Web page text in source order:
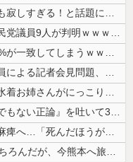
昭和を代表する女優の晩年があまりにも寂しすぎる！と話題に、自身の子供を...
【悲報】消費税減税に反対している自民党議員9人が判明ｗｗｗｗｗｗ
【悲報】ヤニねこで抜けるキャラ、74%が一致してしまうｗｗｗｗｗ
【速報】バスローブ姿の秋田県幹部職員による記者会見問題、ラブホテルから...
会社のカメラ部で「商品を手に持って水着お姉さんがにっこり」を撮影、だが...
【画像】全身入れ墨の彫り師、『とんでもない正論』を吐いて30万再生され...
【九州名物】鶏刺し食べた医師、全身麻痺へ…「死んだほうが良かったと思っ...
鈴木紗理奈（49）「ボランティアはもちろんだが、今熊本へ旅行に行くこと...